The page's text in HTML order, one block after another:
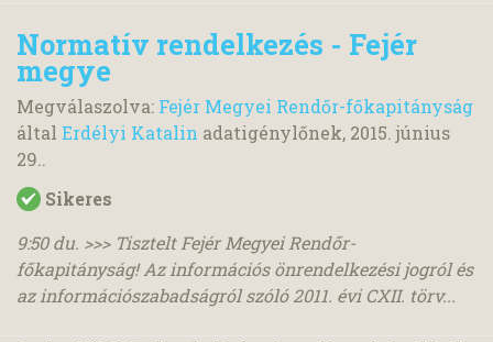
Normatív rendelkezés - Fejér
megye
Megválaszolva: Fejér Megyei Rendőr-főkapitányság
által Erdélyi Katalin adatigénylőnek, 2015. június
29..
Sikeres
9:50 du. >>> Tisztelt Fejér Megyei Rendőr-
főkapitányság! Az információs önrendelkezési jogról és
az információszabadságról szóló 2011. évi CXII. törv...